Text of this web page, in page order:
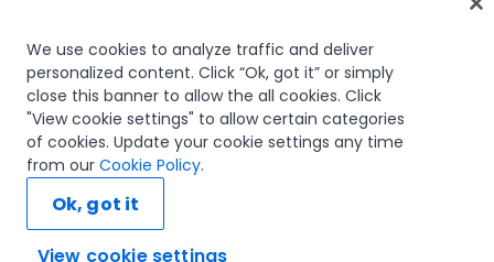
I would like to receive communications about UiPath tailored to my interests
and preferences, including latest news about products, services, events and
信頼とセキュリティ Terms of Use Privacy Policy Cookies Policy
Your Privacy Choices
The UiPath word mark, logos, and robots are registered trademarks
owned by UiPath, Inc. and its affiliates. UiPath® is a registered trademark
in the United States and several countries across the globe. See TMEP
© 2005-2026 UiPath. All rights reserved.
We use cookies to analyze traffic and deliver
personalized content. Click “Ok, got it” or simply
close this banner to allow the all cookies. Click
"View cookie settings" to allow certain categories
of cookies. Update your cookie settings any time
from our Cookie Policy.
View cookie settings
Ok, got it